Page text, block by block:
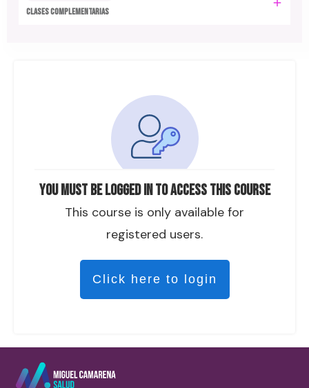
You must be logged in to access this course
This course is only available for
registered users.
Click here to login
CLASES COMPLEMENTARIAS